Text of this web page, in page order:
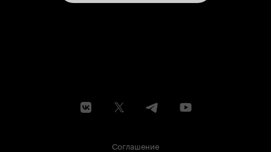
Соглашение